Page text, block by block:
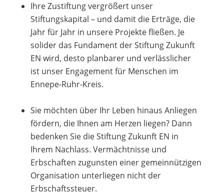
Ihre Zustiftung vergrößert unser
Stiftungskapital – und damit die Erträge, die
Jahr für Jahr in unsere Projekte fließen. Je
solider das Fundament derStiftung Zukunft
EN wird, desto planbarer und verlässlicher
ist unser Engagement für Menschen im
Ennepe-Ruhr-Kreis.
Sie möchten über Ihr Leben hinaus Anliegen
fördern, die Ihnen am Herzen liegen? Dann
bedenken Sie dieStiftung Zukunft EN in
Ihrem Nachlass. Vermächtnisse und
Erbschaften zugunsten einer gemeinnützigen
Organisation unterliegen nicht der
Erbschaftssteuer.